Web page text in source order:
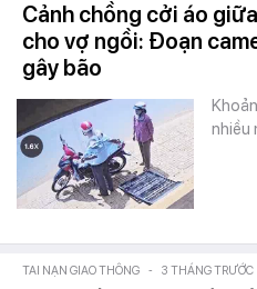
Cảnh chồng cởi áo
cho vợ ngồi: Đoạn
gây bão
nhiều
TAI NẠN GIAO THÔNG - 3 THÁNG TRƯỚC